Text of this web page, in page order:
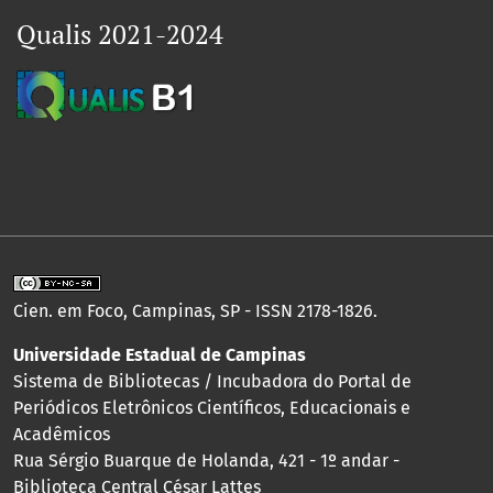
Qualis 2021-2024
Cien. em Foco, Campinas, SP - ISSN 2178-1826.
Universidade Estadual de Campinas
Sistema de Bibliotecas / Incubadora do Portal de
Periódicos Eletrônicos Científicos, Educacionais e
Acadêmicos
Rua Sérgio Buarque de Holanda, 421 - 1º andar -
Biblioteca Central César Lattes